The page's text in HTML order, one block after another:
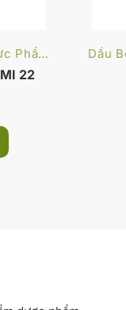
Dầu Bôi Trơn An Toàn Thực Phẩm
22